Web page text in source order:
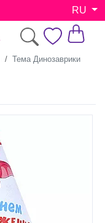
RU
Тема Динозаврики